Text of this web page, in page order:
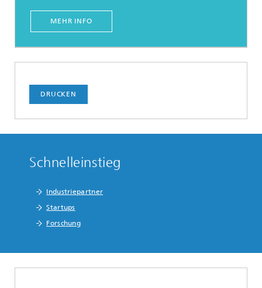
MEHR INFO
DRUCKEN
Schnelleinstieg
Industriepartner
Startups
Forschung